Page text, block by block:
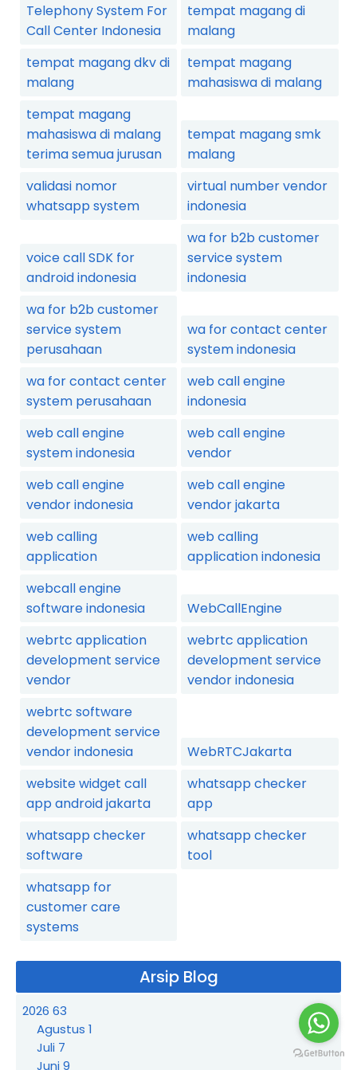
Telephony System For
Call Center Indonesia
tempat magang di
malang
tempat magang dkv di
malang
tempat magang
mahasiswa di malang
tempat magang
mahasiswa di malang
terima semua jurusan
tempat magang smk
malang
validasi nomor
whatsapp system
virtual number vendor
indonesia
voice call SDK for
android indonesia
wa for b2b customer
service system
indonesia
wa for b2b customer
service system
perusahaan
wa for contact center
system indonesia
wa for contact center
system perusahaan
web call engine
indonesia
web call engine
system indonesia
web call engine
vendor
web call engine
vendor indonesia
web call engine
vendor jakarta
web calling
application
web calling
application indonesia
webcall engine
software indonesia
WebCallEngine
webrtc application
development service
vendor
webrtc application
development service
vendor indonesia
webrtc software
development service
vendor indonesia
WebRTCJakarta
website widget call
app android jakarta
whatsapp checker
app
whatsapp checker
software
whatsapp checker
tool
whatsapp for
customer care
systems
Arsip Blog
2026 63
Agustus 1
Juli 7
Juni9